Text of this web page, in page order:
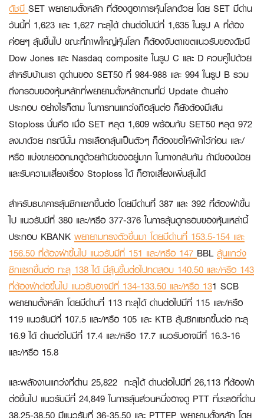
ดัชนี SET พยายามตั้งหลัก ที่ต้องดูอาการหุ้นโลกด้วย โดย SET มีด่าน
วันนี้ที่ 1,623 และ 1,627 ทะลุได้ ด่านต่อไปมีที่ 1,635 ในรูป A ที่ต้อง
ค่อยๆ ลุ้นขึ้นไป ขณะที่ภาพใหญ่หุ้นโลก ก็ต้องจับตาเขตแนวรับของดัชนี
Dow Jones และ Nasdaq composite ในรูป C และ D ควบคู่ไปด้วย
สำหรับบ้านเรา ดูด่านของ SET50 ที่ 984-988 และ 994 ในรูป B รวม
ถึงกรอบของหุ้นหลักที่พยายามตั้งหลักตามที่มี Update ด้านล่าง
ประกอบ อย่างไรก็ตาม ในการทนแกว่งถือลุ้นต่อ ก็ยังต้องมีเส้น
Stoploss นั่นคือ เมื่อ SET หลุด 1,609 พร้อมกับ SET50 หลุด 972
ลงมาด้วย กรณีนั้น การเลือกลุ้นเป็นตัวๆ ก็ต้องขอให้พักไว้ก่อน และ/
หรือ แบ่งขายออกมาดูด้วยถ้ามีของอยู่มาก ในทางกลับกัน ถ้ามีของน้อย
และรับความเสี่ยงเรื่อง Stoploss ได้ ก็อาจเสี่ยงเพิ่มลุ้นได้
สำหรับธนาคารลุ้นซิกแซกขึ้นต่อ โดยมีด่านที่ 387 และ 392 ที่ต้องฝ่าขึ้น
ไป แนวรับมีที่ 380 และ/หรือ 377-376 ในการลุ้นดูกรอบของหุ้นเหล่านี้
ประกอบ KBANK พยายามทรงตัวขึ้นมา โดยมีด่านที่ 153.5-154 และ
156.50 ที่ต้องฝ่าขึ้นไป แนวรับมีที่ 151 และ/หรือ 147 BBL ลุ้นแกว่ง
ซิกแซกขึ้นต่อ ทะลุ 138 ได้ มีลุ้นขึ้นต่อไปทดสอบ 140.50 และ/หรือ 143
ที่ต้องฝ่าต่อขึ้นไป แนวรับอาจมีที่ 134-133.50 และ/หรือ 131 SCB
พยายามตั้งหลัก โดยมีด่านที่ 113 ทะลุได้ ด่านต่อไปมีที่ 115 และ/หรือ
119 แนวรับมีที่ 107.5 และ/หรือ 105 และ KTB ลุ้นซิกแซกขึ้นต่อ ทะลุ
16.9 ได้ ด่านต่อไปมีที่ 17.4 และ/หรือ 17.7 แนวรับอาจมีที่ 16.3-16
และ/หรือ 15.8
และพลังงานแกว่งที่ด่าน 25,822 ทะลุได้ ด่านต่อไปมีที่ 26,113 ที่ต้องฝ่า
ต่อขึ้นไป แนวรับมีที่ 24,849 ในการลุ้นส่วนหนึ่งอาจดู PTT ที่ชะลอที่ด่าน